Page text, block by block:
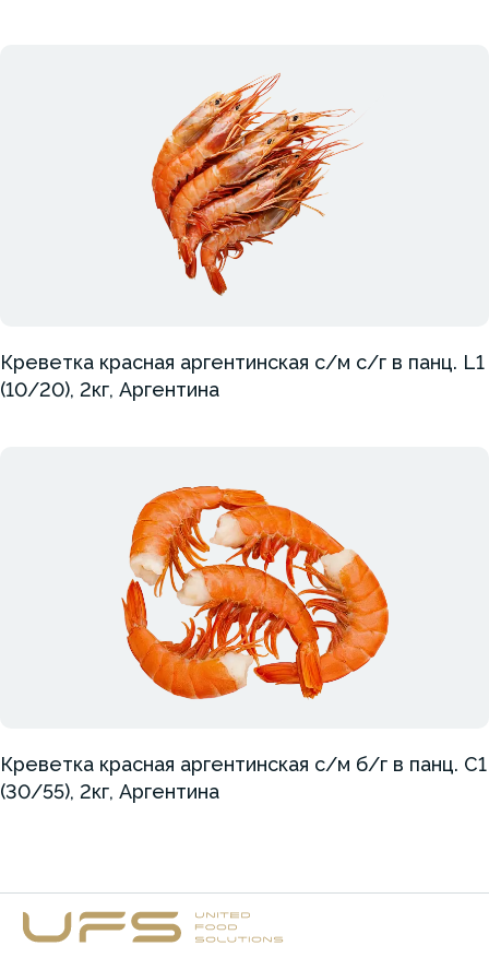
Креветка красная аргентинская с/м с/г в панц. L1
(10/20), 2кг, Аргентина
Креветка красная аргентинская с/м б/г в панц. С1
(30/55), 2кг, Аргентина